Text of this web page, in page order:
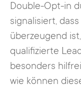
Double-Opt-in
signalisiert,
überzeugend
qualifizierte
besonders
wie können